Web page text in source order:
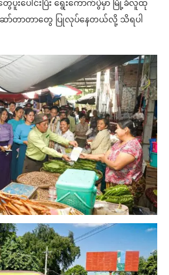
ပူးပေါင်းပြီး ရွေးကောက်ပွဲမှာ မြို့ခံလူထု
ော်တာတာတွေ ပြုလုပ်နေတယ်လို့ သိရပါ